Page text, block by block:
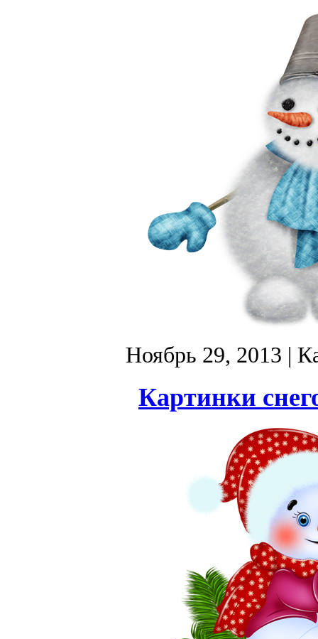
Ноябрь 29, 2013 |
Картинки